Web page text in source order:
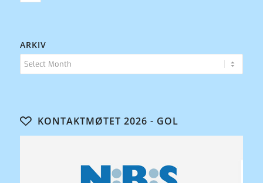
ARKIV
KONTAKTMØTET 2026 - GOL